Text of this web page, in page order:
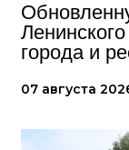
города и
07 августа